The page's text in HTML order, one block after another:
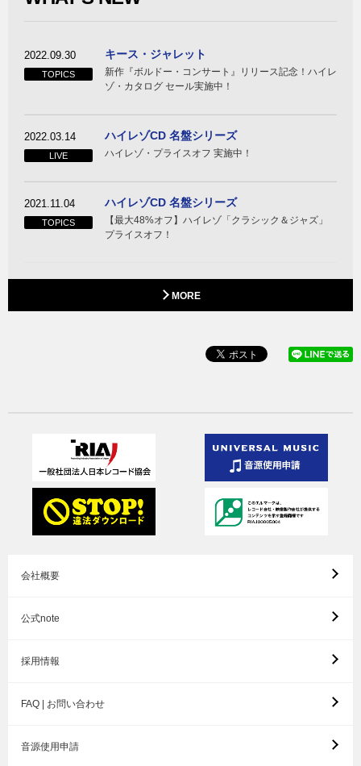
2022.09.30
TOPICS
キース・ジャレット
新作『ボルドー・コンサート』リリース記念！ハイレ
ゾ・カタログ セール実施中！
2022.03.14
LIVE
ハイレゾCD 名盤シリーズ
ハイレゾ・プライスオフ 実施中！
2021.11.04
TOPICS
ハイレゾCD 名盤シリーズ
【最大48%オフ】ハイレゾ「クラシック＆ジャズ」
プライスオフ！
MORE
会社概要
公式note
採用情報
FAQ | お問い合わせ
音源使用申請